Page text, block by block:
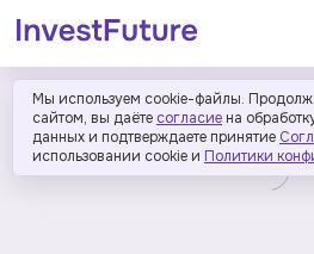
Мы используем cookie-файлы.
сайтом, вы даёте согласие на
данных и подтверждаете принятие
использовании cookie и Политики